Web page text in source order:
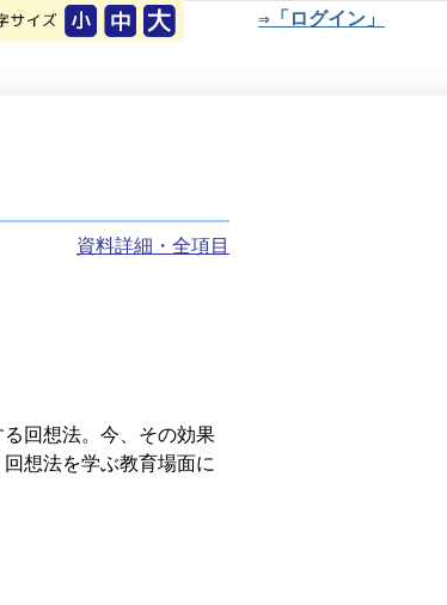
⇒「ログイン」
資料詳細・全項目
回想法。今、その効果
想法を学ぶ教育場面に